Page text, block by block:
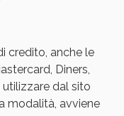
credito, anche le
Diners,
utilizzare dal sito
modalità, avviene